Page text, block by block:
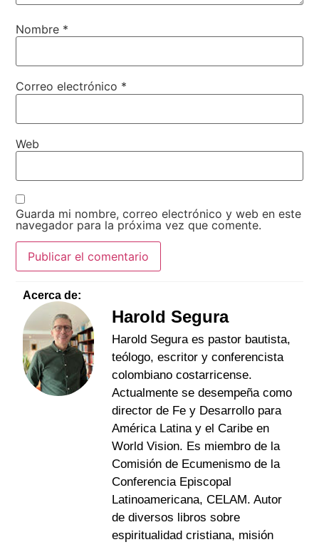
Nombre *
Correo electrónico *
Web
Guarda mi nombre, correo electrónico y web en este
navegador para la próxima vez que comente.
Acerca de:
Harold Segura
Harold Segura es pastor bautista,
teólogo, escritor y conferencista
colombiano costarricense.
Actualmente se desempeña como
director de Fe y Desarrollo para
América Latina y el Caribe en
World Vision. Es miembro de la
Comisión de Ecumenismo de la
Conferencia Episcopal
Latinoamericana, CELAM. Autor
de diversos libros sobre
espiritualidad cristiana, misión